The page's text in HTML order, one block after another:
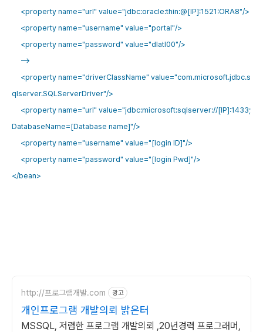
<property name="url" value="jdbc:oracle:thin:@[IP]:1521:ORA8"/>
<property name="username" value="portal"/>
<property name="password" value="dlatl00"/>
-->
<property name="driverClassName" value="com.microsoft.jdbc.s
qlserver.SQLServerDriver"/>
<property name="url" value="jdbc:microsoft:sqlserver://[IP]:1433;
DatabaseName=[Database name]"/>
<property name="username" value="[login ID]"/>
<property name="password" value="[login Pwd]"/>
</bean>
http://프로그램개발.com 광고
개인프로그램 개발의뢰 밝은터
MSSQL, 저렴한 프로그램 개발의뢰 ,20년경력 프로그래머,